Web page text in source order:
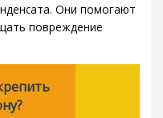
Они помогают
повреждение